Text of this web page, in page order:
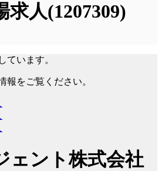
求人(1207309)
ています。
報をご覧ください。
ェント株式会社